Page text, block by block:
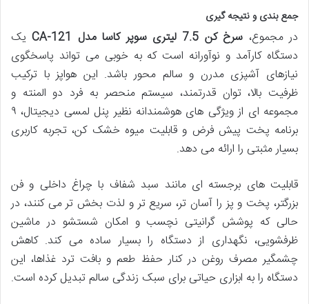
جمع بندی و نتیجه گیری
در مجموع، سرخ کن 7.5 لیتری سوپر کاسا مدل CA-121
یک
دستگاه کارآمد و نوآورانه است که به خوبی می تواند پاسخگوی
نیازهای آشپزی مدرن و سالم محور باشد. این هواپز با ترکیب
ظرفیت بالا، توان قدرتمند، سیستم منحصر به فرد دو المنته و
مجموعه ای از ویژگی های هوشمندانه نظیر پنل لمسی دیجیتال، ۹
برنامه پخت پیش فرض و قابلیت میوه خشک کن، تجربه کاربری
بسیار مثبتی را ارائه می دهد.
قابلیت های برجسته ای مانند سبد شفاف با چراغ داخلی و فن
بزرگتر، پخت و پز را آسان تر، سریع تر و لذت بخش تر می کنند، در
حالی که پوشش گرانیتی نچسب و امکان شستشو در ماشین
ظرفشویی، نگهداری از دستگاه را بسیار ساده می کند. کاهش
چشمگیر مصرف روغن در کنار حفظ طعم و بافت ترد غذاها، این
دستگاه را به ابزاری حیاتی برای سبک زندگی سالم تبدیل کرده است.